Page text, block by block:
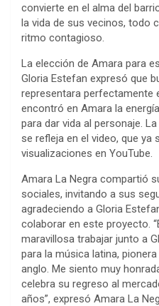
convierte en el alma del
la vida de sus vecinos, todo
ritmo contagioso.
La elección de Amara para
Gloria Estefan expresó que
representara perfectamente
encontró en Amara la
para dar vida al personaje.
se refleja en el video, que ya
visualizaciones en YouTube.
Amara La Negra compartió
sociales, invitando a sus
agradeciendo a Gloria
colaborar en este proyecto.
maravillosa trabajar junto a
para la música latina,
anglo. Me siento muy
celebra su regreso al
años”, expresó Amara La